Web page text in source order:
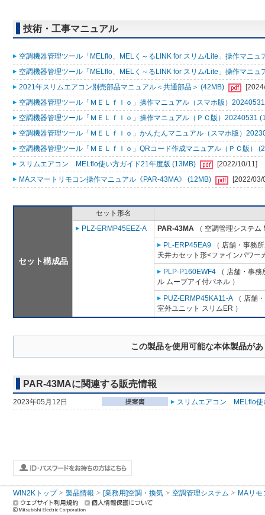
技術・工事マニュアル
空調機器管理ツール「MELflo、MELく～るLINK for スリム/Lite」操作マニュ
空調機器管理ツール「MELflo、MELく～るLINK for スリム/Lite」操作マニュ
2021年スリムエアコン別売部品マニュアル＜共通部品＞ (42MB)
空調機器管理ツール「ＭＥＬｆｌｏ」操作マニュアル（スマホ版）
空調機器管理ツール「ＭＥＬｆｌｏ」操作マニュアル（ＰＣ版）20240531
空調機器管理ツール「ＭＥＬｆｌｏ」かんたんマニュアル（スマホ版）
空調機器管理ツール「ＭＥＬｆｌｏ」QRコード作成マニュアル（ＰＣ版）
スリムエアコン MELflo使い方ガイド21年度版 (13MB)
[2022/10/11]
MAスマートリモコン操作マニュアル《PAR-43MA》 (12MB)
[2022/03/
セット構成品
セット形名
PLZ-ERMP45EEZ-A
PAR-43MA （ 空調管理システム
PL-ERP45EA9 （ 店舗・事務
天井カセット形<ファインパワー
PLP-P160EWF4 （ 店舗・事
ル ムーブアイ付パネル ）
PUZ-ERMP45KA11-A （ 店舗
室外ユニット スリムER ）
この製品を使用可能な本体製品が
PAR-43MAに関連する販売情報
2023年05月12日 スリムエアコン MELflo使
WIN2Kトップ 製品情報 [業務用]空調・換気 空調管理システム MAリモ